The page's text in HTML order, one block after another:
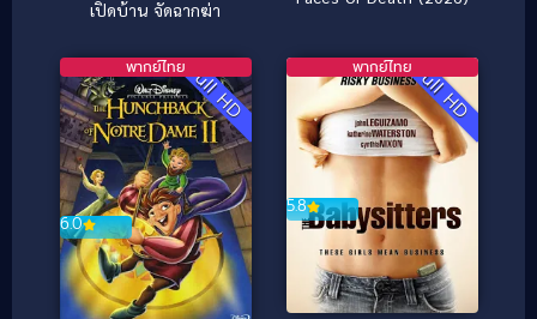
เปิดบ้าน จัดฉากฆ่า
Full HD
6.0
พากย์ไทย Full HD
5.8
พากย์ไทย